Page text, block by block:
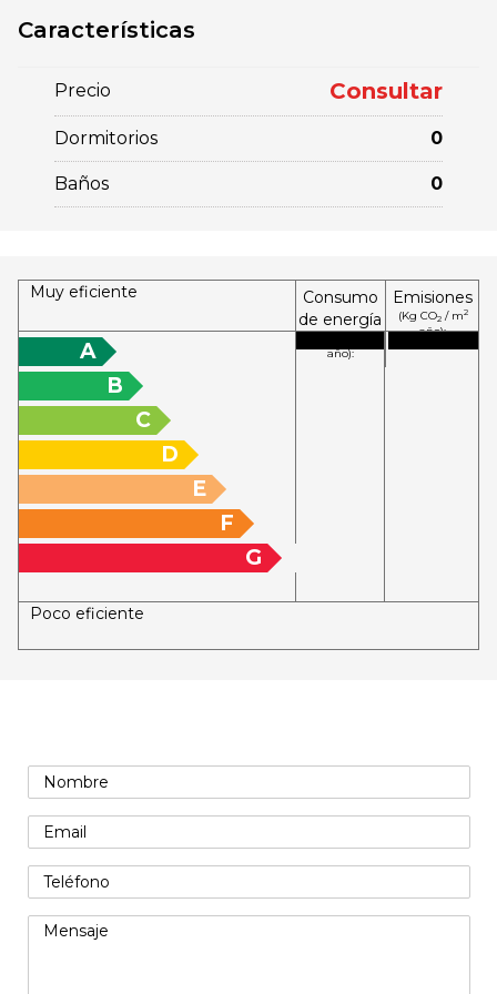
Características
Precio Consultar
Dormitorios 0
Baños 0
Muy eficiente
Consumo
de energía
2
año):
Emisiones
(Kg CO2/ m2
año):
A
B
C
D
E
F
G
Poco eficiente